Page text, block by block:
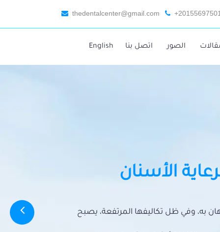
thedentalcenter@gmail.com
الصور اتصل بنا English
الأسنان
به، وفي ظل تكاليفها المرتفعة، يصبح